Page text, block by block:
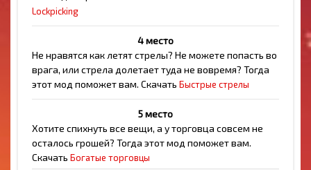
Lockpicking
4 место
Не нравятся как летят стрелы? Не можете попасть во
врага, или стрела долетает туда не вовремя? Тогда
этот мод поможет вам. Скачать Быстрые стрелы
5 место
Хотите спихнуть все вещи, а у торговца совсем не
осталось грошей? Тогда этот мод поможет вам.
Скачать Богатые торговцы